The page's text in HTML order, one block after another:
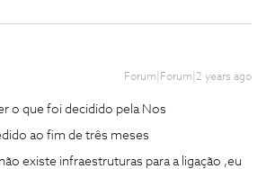
Forum|Forum|2 years ago
o que foi decidido pela Nos
ao fim de três meses
existe infraestruturas para a ligação ,eu